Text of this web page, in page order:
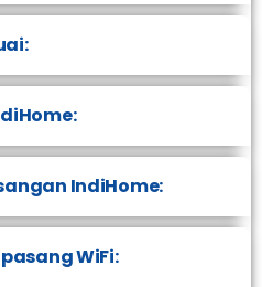
IndiHome:
WiFi: